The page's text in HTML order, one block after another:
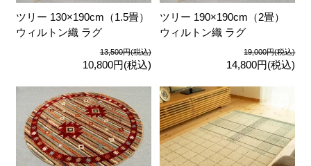
ツリー 130×190cm（1.5畳）
ウィルトン織 ラグ
13,500円(税込)
10,800円(税込)
ツリー 190×190cm（2畳）
ウィルトン織 ラグ
19,000円(税込)
14,800円(税込)